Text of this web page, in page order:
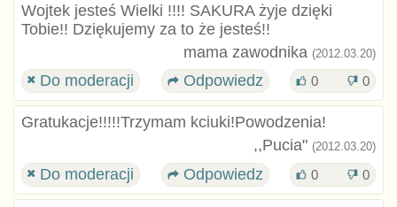
Wojtek jesteś Wielki !!!! SAKURA żyje dzięki
Tobie!! Dziękujemy za to że jesteś!!
mama zawodnika (2012.03.20)
Do moderacji Odpowiedz 0 0
Gratukacje!!!!!Trzymam kciuki!Powodzenia!
,,Pucia" (2012.03.20)
Do moderacji Odpowiedz 0 0